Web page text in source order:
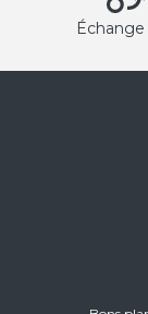
Échange